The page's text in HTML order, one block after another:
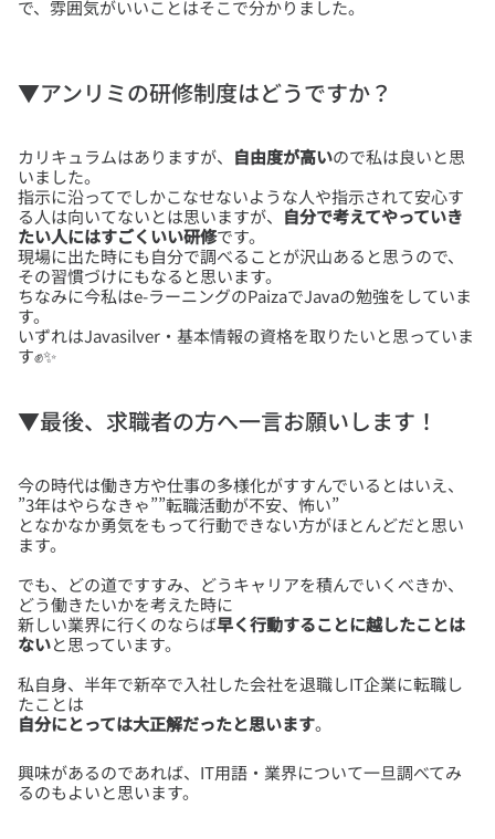
▼アンリミの研修制度はどうですか？
カリキュラムはありますが、 自由度が高いので私は良いと思
いました。
指示に沿ってでしかこなせないような人や指示されて安心す
る人は向いてないとは思いますが、 自分で考えてやっていき
たい人にはすごくいい研修です。
現場に出た時にも自分で調べることが沢山あると思うので、
その習慣づけにもなると思います。
ちなみに今私はe-ラーニングのPaizaでJavaの勉強をしていま
す。
いずれはJavasilver・基本情報の資格を取りたいと思っていま
▼最後、求職者の方へ一言お願いします！
今の時代は働き方や仕事の多様化がすすんでいるとはいえ、
”3年はやらなきゃ””転職活動が不安、怖い”
となかなか勇気をもって行動できない方がほとんどだと思い
でも、どの道ですすみ、どうキャリアを積んでいくべきか、
どう働きたいかを考えた時に
新しい業界に行くのならば早く行動することに越したことは
ない
私自身、半年で新卒で入社した会社を退職しIT企業に転職し
自分にとっては大正解だったと思います。
興味があるのであれば、IT用語・業界について一旦調べてみ